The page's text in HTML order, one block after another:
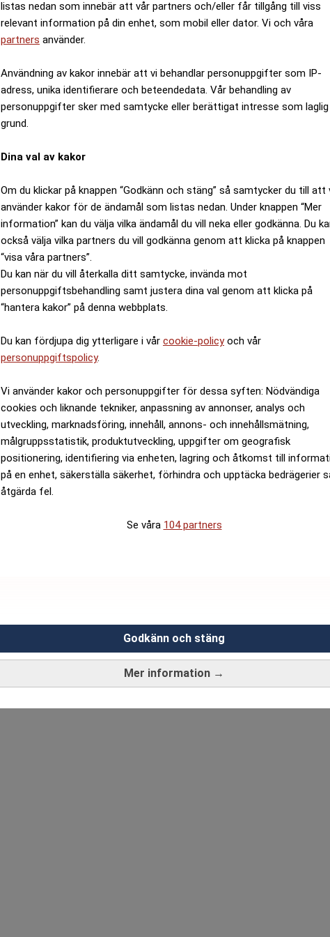
listas nedan som innebär att vår partners och/eller får tillgång till viss
relevant information på din enhet, som mobil eller dator. Vi och våra
partners använder.
Användning av kakor innebär att vi behandlar personuppgifter som IP-
adress, unika identifierare och beteendedata. Vår behandling av
personuppgifter sker med samtycke eller berättigat intresse som laglig
grund.
Dina val av kakor
Om du klickar på knappen “Godkänn och stäng” så samtycker du till att
använder kakor för de ändamål som listas nedan. Under knappen “Mer
information” kan du välja vilka ändamål du vill neka eller godkänna. Du
också välja vilka partners du vill godkänna genom att klicka på knappen
“visa våra partners”.
Du kan när du vill återkalla ditt samtycke, invända mot
personuppgiftsbehandling samt justera dina val genom att klicka på
“hantera kakor” på denna webbplats.
Du kan fördjupa dig ytterligare i vår cookie-policyoch vår
personuppgiftspolicy.
Vi använder kakor och personuppgifter för dessa syften: Nödvändiga
cookies och liknande tekniker, anpassning av annonser, analys och
utveckling, marknadsföring, innehåll, annons- och innehållsmätning,
målgruppsstatistik, produktutveckling, uppgifter om geografisk
positionering, identifiering via enheten, lagring och åtkomst till
på en enhet, säkerställa säkerhet, förhindra och upptäcka bedrägerier
åtgärda fel.
Se våra 104 partners
Mer information →
Godkänn och stäng